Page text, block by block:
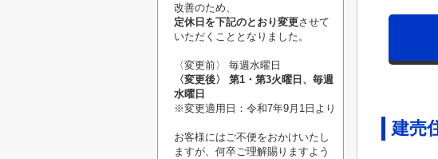
建売
改善のため、
定休日を下記のとおり変更させて
いただくこととなりました。
〈変更前〉
毎週水曜日
〈変更後〉
第1・第3火曜日、毎週
水曜日
※変更適用日：令和7年9月1日より
お客様にはご不便をおかけいたし
ますが、何卒ご理解賜りますよう